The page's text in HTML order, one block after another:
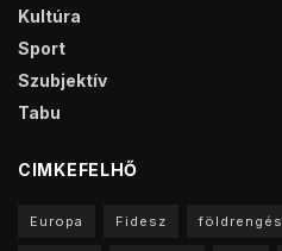
Kultúra
Sport
Szubjektív
Tabu
CIMKEFELHŐ
Europa Fidesz földrengés